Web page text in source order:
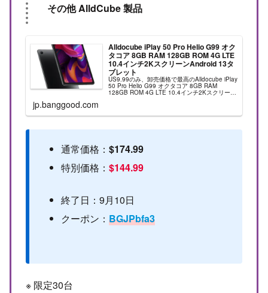
その他 AlldCube 製品
Alldocube iPlay 50 Pro Helio G99 オク
タコア 8GB RAM 128GB ROM 4G LTE
10.4インチ2KスクリーンAndroid 13タ
ブレット
US9.99のみ、卸売価格で最高のAlldocube iPlay
50 Pro Helio G99 オクタコア 8GB RAM
128GB ROM 4G LTE 10.4インチ2Kスクリーン
jp.banggood.com
通常価格：$174.99
特別価格：$144.99
終了日：9月10日
クーポン：BGJPbfa3
※ 限定30台